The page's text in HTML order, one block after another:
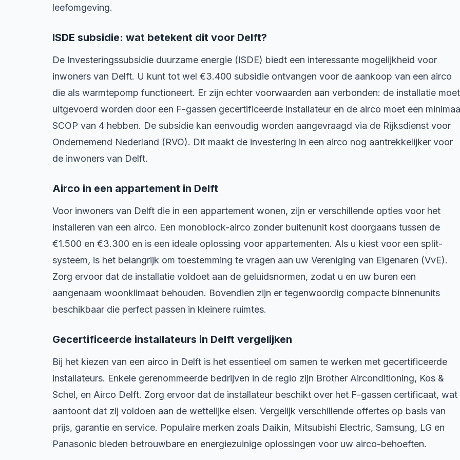
leefomgeving.
ISDE subsidie: wat betekent dit voor Delft?
De Investeringssubsidie duurzame energie (ISDE) biedt een interessante mogelijkheid voor
inwoners van Delft. U kunt tot wel €3.400 subsidie ontvangen voor de aankoop van een airco
die als warmtepomp functioneert. Er zijn echter voorwaarden aan verbonden: de installatie moet
uitgevoerd worden door een F-gassen gecertificeerde installateur en de airco moet een
SCOP van 4 hebben. De subsidie kan eenvoudig worden aangevraagd via de Rijksdienst voor
Ondernemend Nederland (RVO). Dit maakt de investering in een airco nog aantrekkelijker voor
de inwoners van Delft.
Airco in een appartement in Delft
Voor inwoners van Delft die in een appartement wonen, zijn er verschillende opties voor het
installeren van een airco. Een monoblock-airco zonder buitenunit kost doorgaans tussen de
€1.500 en €3.300 en is een ideale oplossing voor appartementen. Als u kiest voor een split-
systeem, is het belangrijk om toestemming te vragen aan uw Vereniging van Eigenaren (VvE).
Zorg ervoor dat de installatie voldoet aan de geluidsnormen, zodat u en uw buren een
aangenaam woonklimaat behouden. Bovendien zijn er tegenwoordig compacte binnenunits
beschikbaar die perfect passen in kleinere ruimtes.
Gecertificeerde installateurs in Delft vergelijken
Bij het kiezen van een airco in Delft is het essentieel om samen te werken met gecertificeerde
installateurs. Enkele gerenommeerde bedrijven in de regio zijn Brother Airconditioning, Kos &
Schel, en Airco Delft. Zorg ervoor dat de installateur beschikt over het F-gassen certificaat, wat
aantoont dat zij voldoen aan de wettelijke eisen. Vergelijk verschillende offertes op basis van
prijs, garantie en service. Populaire merken zoals Daikin, Mitsubishi Electric, Samsung, LG en
Panasonic bieden betrouwbare en energiezuinige oplossingen voor uw airco-behoeften.